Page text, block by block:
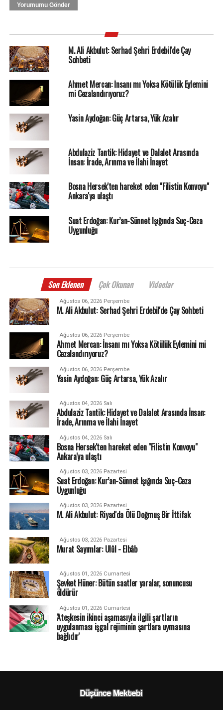
Yorumumu Gönder
M. Ali Akbulut: Serhad Şehri Erdebil'de Çay
Sohbeti
Ahmet Mercan: İnsanı mı Yoksa Kötülük Eylemini
mi Cezalandırıyoruz?
Yasin Aydoğan: Güç Artarsa, Yük Azalır
Abdulaziz Tantik: Hidayet ve Dalalet Arasında
İnsan: İrade, Arınma ve İlahi İnayet
Bosna Hersek'ten hareket eden "Filistin Konvoyu"
Ankara'ya ulaştı
Suat Erdoğan: Kur’an-Sünnet Işığında Suç-Ceza
Uygunluğu
Son Eklenen Çok Okunan Videolar
Ağustos 06, 2026 Perşembe
M. Ali Akbulut: Serhad Şehri Erdebil'de Çay Sohbeti
Ağustos 06, 2026 Perşembe
Ahmet Mercan: İnsanı mı Yoksa Kötülük Eylemini mi
Cezalandırıyoruz?
Ağustos 06, 2026 Perşembe
Yasin Aydoğan: Güç Artarsa, Yük Azalır
Ağustos 04, 2026 Salı
Abdulaziz Tantik: Hidayet ve Dalalet Arasında İnsan:
İrade, Arınma ve İlahi İnayet
Ağustos 04, 2026 Salı
Bosna Hersek'ten hareket eden "Filistin Konvoyu"
Ankara'ya ulaştı
Ağustos 03, 2026 Pazartesi
Suat Erdoğan: Kur’an-Sünnet Işığında Suç-Ceza
Uygunluğu
Ağustos 03, 2026 Pazartesi
M. Ali Akbulut: Riyad'da Ölü Doğmuş Bir İttifak
Ağustos 03, 2026 Pazartesi
Murat Sayımlar: Ulûl - Elbâb
Ağustos 01, 2026 Cumartesi
Şevket Hüner: Bütün saatler yaralar, sonuncusu
öldürür
Ağustos 01, 2026 Cumartesi
'Ateşkesin ikinci aşamasıyla ilgili şartların
uygulanması işgal rejiminin şartlara uymasına
bağlıdır'